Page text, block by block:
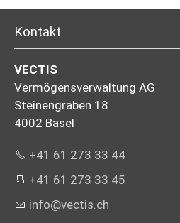
Kontakt
VECTIS
Vermögensverwaltung AG
Steinengraben 18
4002 Basel
+41 61 273 33 44
+41 61 273 33 45
info@vectis.ch